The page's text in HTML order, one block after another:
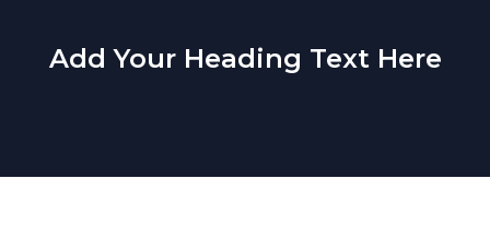
Add Your Heading Text Here